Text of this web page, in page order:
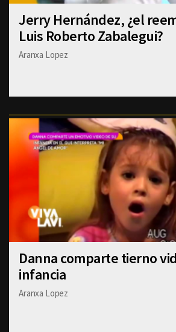
Jerry Hernández, ¿el
Luis Roberto Zabalegui?
Aranxa Lopez
Danna comparte tierno
infancia
Aranxa Lopez